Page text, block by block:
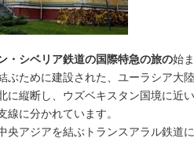
・シベリア鉄道の国際特急の旅の始
ために建設された、ユーラシア大
に縦断し、ウズベキスタン国境に近
に分かれています。
アジアを結ぶトランスアラル鉄道